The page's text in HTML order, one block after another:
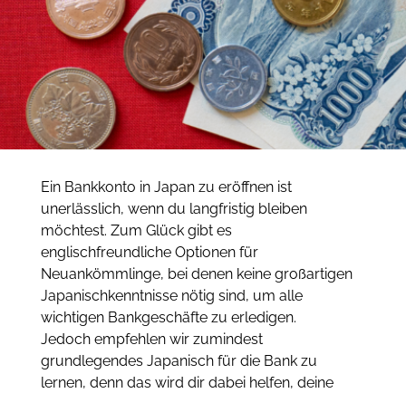
Ein Bankkonto in Japan zu eröffnen ist
unerlässlich, wenn du langfristig bleiben
möchtest. Zum Glück gibt es
englischfreundliche Optionen für
Neuankömmlinge, bei denen keine großartigen
Japanischkenntnisse nötig sind, um alle
wichtigen Bankgeschäfte zu erledigen.
Jedoch empfehlen wir zumindest
grundlegendes Japanisch für die Bank zu
lernen, denn das wird dir dabei helfen, deine